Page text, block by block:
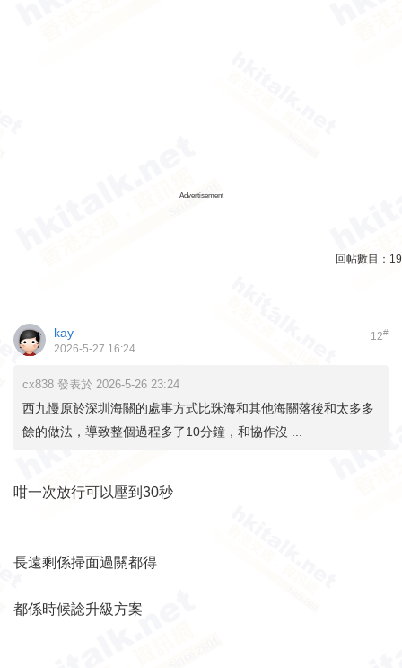
Advertisement
回帖數目： 19
12#
kay
2026-5-27 16:24
cx838 發表於 2026-5-26 23:24
西九慢原於深圳海關的處事方式比珠海和其他海關落後和太多多
餘的做法，導致整個過程多了10分鐘，和協作沒 ...
咁一次放行可以壓到30秒
長遠剩係掃面過關都得
都係時候諗升級方案